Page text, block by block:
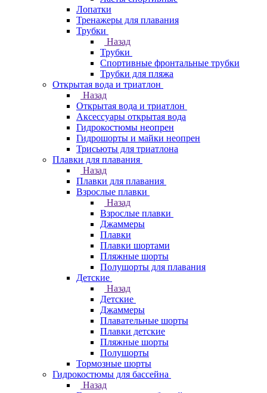
Лопатки
Тренажеры для плавания
Трубки
Назад
Трубки
Спортивные фронтальные трубки
Трубки для пляжа
Открытая вода и триатлон
Назад
Открытая вода и триатлон
Аксессуары открытая вода
Гидрокостюмы неопрен
Гидрошорты и майки неопрен
Трисьюты для триатлона
Плавки для плавания
Назад
Плавки для плавания
Взрослые плавки
Назад
Взрослые плавки
Джаммеры
Плавки
Плавки шортами
Пляжные шорты
Полушорты для плавания
Детские
Назад
Детские
Джаммеры
Плавательные шорты
Плавки детские
Пляжные шорты
Полушорты
Тормозные шорты
Гидрокостюмы для бассейна
Назад